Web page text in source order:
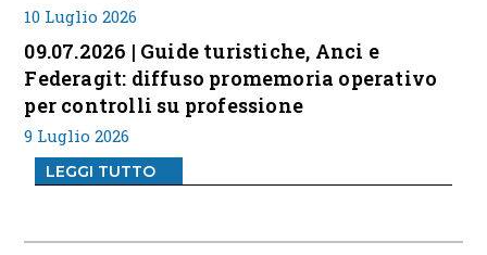
10 Luglio 2026
09.07.2026 | Guide turistiche, Anci e
Federagit: diffuso promemoria operativo
per controlli su professione
9 Luglio 2026
LEGGI TUTTO